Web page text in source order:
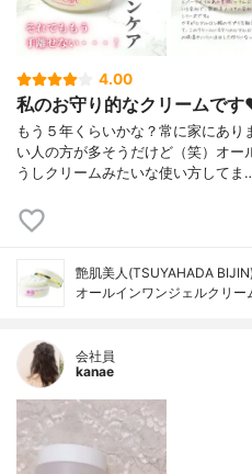
4.00
私のお守り的なクリームで
もう５年くらいかな？常に家にあ
い人の方が多そうだけど（笑）オ
うしクリームみたいな使い方してま
艶肌美人(TSUYAHADA BIJIN)
オールインワンジェルクリー
会社員
kanae